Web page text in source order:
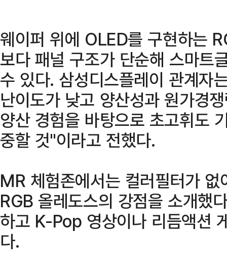
웨이퍼 위에 OLED를 구현하는
보다 패널 구조가 단순해 스마트
수 있다. 삼성디스플레이 관계자
난이도가 낮고 양산성과 원가경
양산 경험을 바탕으로 초고휘도
중할 것"이라고 전했다.
MR 체험존에서는 컬러필터가
RGB 올레도스의 강점을 소개했
하고 K-Pop 영상이나 리듬액션
다.